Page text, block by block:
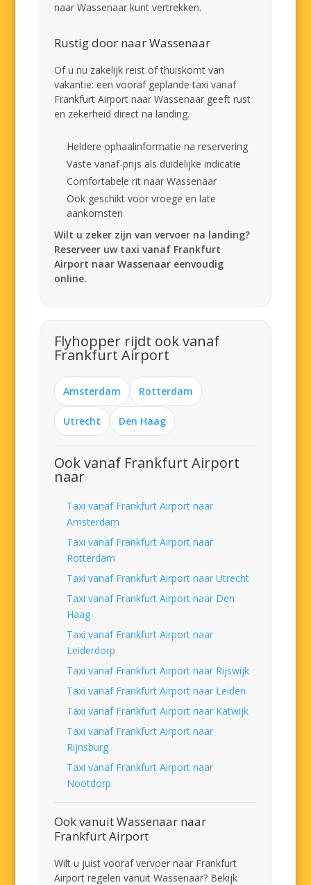
naar Wassenaar kunt vertrekken.
Rustig door naar Wassenaar
Of u nu zakelijk reist of thuiskomt van
vakantie: een vooraf geplande taxi vanaf
Frankfurt Airport naar Wassenaar geeft rust
en zekerheid direct na landing.
Heldere ophaalinformatie na reservering
Vaste vanaf-prijs als duidelijke indicatie
Comfortabele rit naar Wassenaar
Ook geschikt voor vroege en late
aankomsten
Wilt u zeker zijn van vervoer na landing?
Reserveer uw taxi vanaf Frankfurt
Airport naar Wassenaar eenvoudig
online.
Flyhopper rijdt ook vanaf
Frankfurt Airport
Amsterdam Rotterdam
Utrecht Den Haag
Ook vanaf Frankfurt Airport
naar
Taxi vanaf Frankfurt Airport naar
Amsterdam
Taxi vanaf Frankfurt Airport naar
Rotterdam
Taxi vanaf Frankfurt Airport naar Utrecht
Taxi vanaf Frankfurt Airport naar Den
Haag
Taxi vanaf Frankfurt Airport naar
Leiderdorp
Taxi vanaf Frankfurt Airport naar Rijswijk
Taxi vanaf Frankfurt Airport naar Leiden
Taxi vanaf Frankfurt Airport naar Katwijk
Taxi vanaf Frankfurt Airport naar
Rijnsburg
Taxi vanaf Frankfurt Airport naar
Nootdorp
Ook vanuit Wassenaar naar
Frankfurt Airport
Wilt u juist vooraf vervoer naar Frankfurt
Airport regelen vanuit Wassenaar? Bekijk